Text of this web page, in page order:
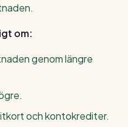
om:
genom längre
och kontokrediter.